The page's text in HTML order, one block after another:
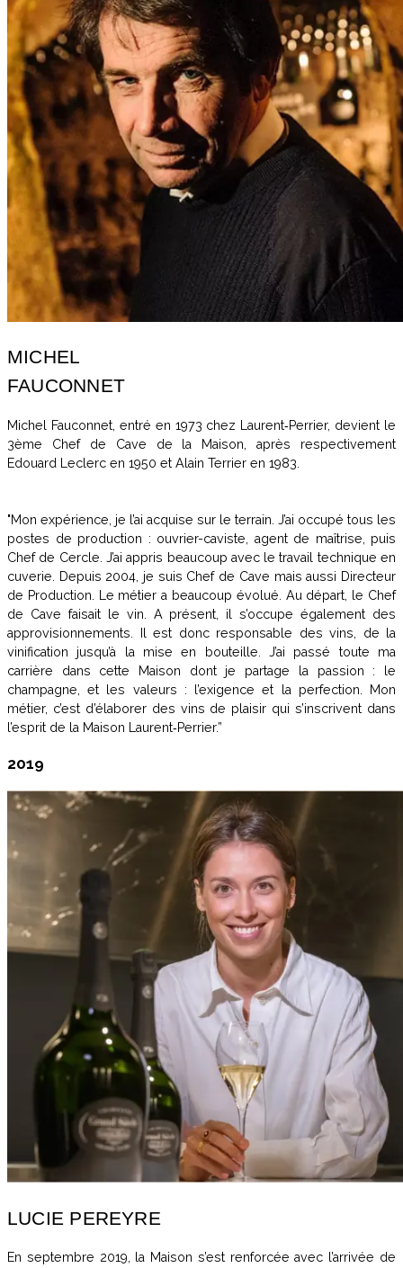
MICHEL
FAUCONNET
Michel Fauconnet, entré en 1973 chez Laurent‑Perrier, devient le
3ème Chef de Cave de la Maison, après respectivement
Edouard Leclerc en 1950 et Alain Terrier en 1983.
"Mon expérience, je l’ai acquise sur le terrain. J’ai occupé tous les
postes de production : ouvrier-caviste, agent de maîtrise, puis
Chef de Cercle. J’ai appris beaucoup avec le travail technique en
cuverie. Depuis 2004, je suis Chef de Cave mais aussi Directeur
de Production. Le métier a beaucoup évolué. Au départ, le Chef
de Cave faisait le vin. A présent, il s’occupe également des
approvisionnements. Il est donc responsable des vins, de la
vinification jusqu’à la mise en bouteille. J’ai passé toute ma
carrière dans cette Maison dont je partage la passion : le
champagne, et les valeurs : l’exigence et la perfection. Mon
métier, c’est d’élaborer des vins de plaisir qui s’inscrivent dans
l’esprit de la Maison Laurent‑Perrier.”
2019
LUCIE PEREYRE
En septembre 2019, la Maison s’est renforcée avec l’arrivée de